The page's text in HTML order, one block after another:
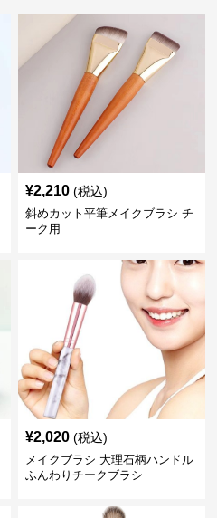
¥2,210 (税込)
斜めカット平筆メイクブラシ チ
ーク用
¥2,020 (税込)
メイクブラシ 大理石柄ハンドル
ふんわりチークブラシ